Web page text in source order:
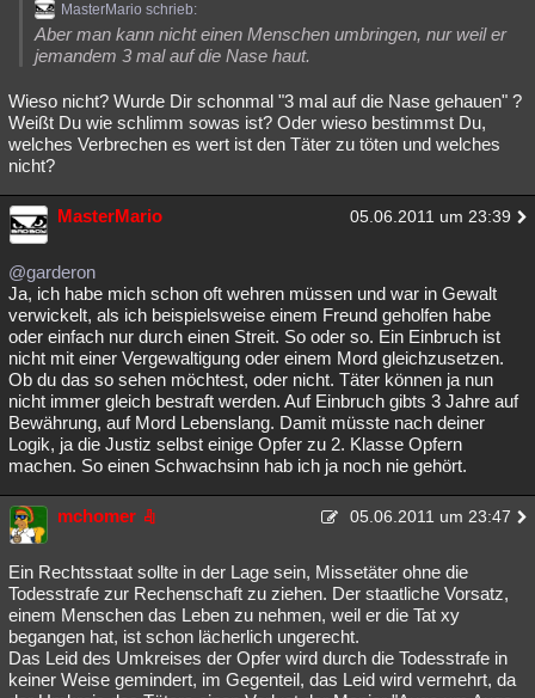
MasterMario schrieb:
Aber man kann nicht einen Menschen umbringen, nur weil er
jemandem 3 mal auf die Nase haut.
Wieso nicht? Wurde Dir schonmal "3 mal auf die Nase gehauen" ?
Weißt Du wie schlimm sowas ist? Oder wieso bestimmst Du,
welches Verbrechen es wert ist den Täter zu töten und welches
nicht?
MasterMario 05.06.2011 um 23:39
@garderon
Ja, ich habe mich schon oft wehren müssen und war in Gewalt
verwickelt, als ich beispielsweise einem Freund geholfen habe
oder einfach nur durch einen Streit. So oder so. Ein Einbruch ist
nicht mit einer Vergewaltigung oder einem Mord gleichzusetzen.
Ob du das so sehen möchtest, oder nicht. Täter können ja nun
nicht immer gleich bestraft werden. Auf Einbruch gibts 3 Jahre auf
Bewährung, auf Mord Lebenslang. Damit müsste nach deiner
Logik, ja die Justiz selbst einige Opfer zu 2. Klasse Opfern
machen. So einen Schwachsinn hab ich ja noch nie gehört.
mchomer 05.06.2011 um 23:47
Ein Rechtsstaat sollte in der Lage sein, Missetäter ohne die
Todesstrafe zur Rechenschaft zu ziehen. Der staatliche Vorsatz,
einem Menschen das Leben zu nehmen, weil er die Tat xy
begangen hat, ist schon lächerlich ungerecht.
Das Leid des Umkreises der Opfer wird durch die Todesstrafe in
keiner Weise gemindert, im Gegenteil, das Leid wird vermehrt, da